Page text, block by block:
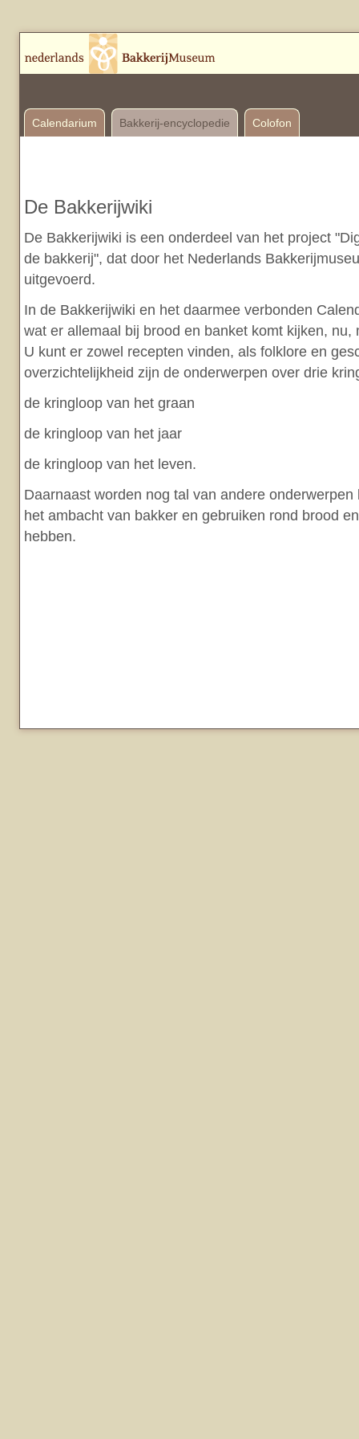
Calendarium Bakkerij-encyclopedie Colofon
De Bakkerijwiki
De Bakkerijwiki is een onderdeel van het project
de bakkerij", dat door het Nederlands
uitgevoerd.
In de Bakkerijwiki en het daarmee verbonden
wat er allemaal bij brood en banket komt kijken, nu,
U kunt er zowel recepten vinden, als folklore en
overzichtelijkheid zijn de onderwerpen over drie
de kringloop van het graan
de kringloop van het jaar
de kringloop van het leven.
Daarnaast worden nog tal van andere
het ambacht van bakker en gebruiken rond brood
hebben.